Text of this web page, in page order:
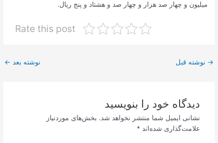
میلیون و چهار صد هزار و چهار صد و هشتاد و پنج ریال.
Rate this post
پیمایش
→ نوشته قبل نوشته بعد ←
دیدگاه‌ خود را بنویسید
نشانی ایمیل شما منتشر نخواهد شد. بخش‌های موردنیاز
علامت‌گذاری شده‌اند *